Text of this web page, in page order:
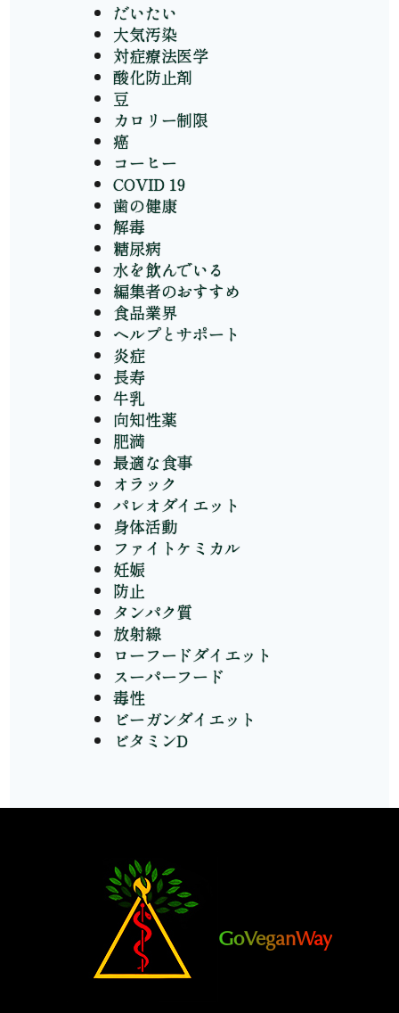
だいたい
大気汚染
対症療法医学
酸化防止剤
豆
カロリー制限
癌
コーヒー
COVID 19
歯の健康
解毒
糖尿病
水を飲んでいる
編集者のおすすめ
食品業界
ヘルプとサポート
炎症
長寿
牛乳
向知性薬
肥満
最適な食事
オラック
パレオダイエット
身体活動
ファイトケミカル
妊娠
防止
タンパク質
放射線
ローフードダイエット
スーパーフード
毒性
ビーガンダイエット
ビタミンD
GoVeganWay